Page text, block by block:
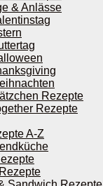
& Anlässe
Rezepte
Rezepte
A-Z